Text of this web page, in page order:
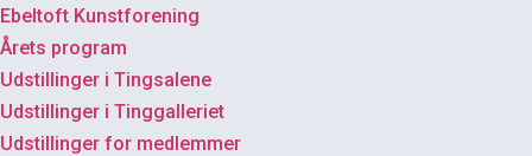
Ebeltoft Kunstforening
Årets program
Udstillinger i Tingsalene
Udstillinger i Tinggalleriet
Udstillinger for medlemmer